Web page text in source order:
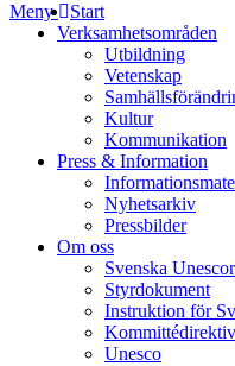
Meny
Start
Verksamhetsområden
Utbildning
Vetenskap
Kultur
Kommunikation
Press & Information
Nyhetsarkiv
Pressbilder
Om oss
Svenska
Styrdokument
Instruktion för
Unesco